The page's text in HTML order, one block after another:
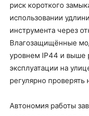
риск короткого
использовании
инструмента через
Влагозащищённые
уровнем IP44 и выше
эксплуатации на
регулярно
Автономия работы